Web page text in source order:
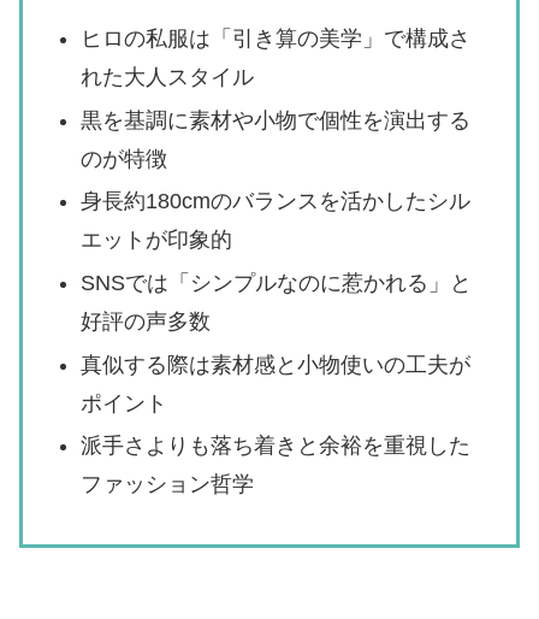
ヒロの私服は「引き算の美学」で構成さ
れた大人スタイル
黒を基調に素材や小物で個性を演出する
のが特徴
身長約180cmのバランスを活かしたシル
エットが印象的
SNSでは「シンプルなのに惹かれる」と
好評の声多数
真似する際は素材感と小物使いの工夫が
ポイント
派手さよりも落ち着きと余裕を重視した
ファッション哲学